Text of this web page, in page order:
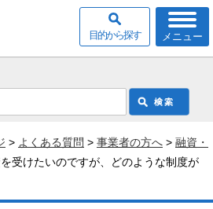
メニュー
目的から探す
> よくある質問 > 事業者の方へ > 融資・
受けたいのですが、どのような制度が